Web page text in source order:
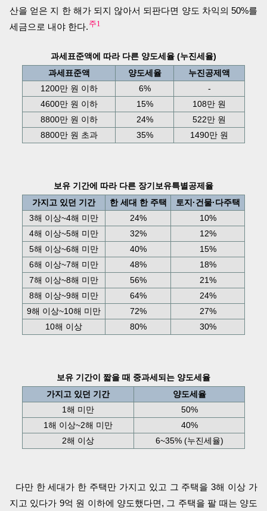
산을 얻은 지 한 해가 되지 않아서 되판다면 양도 차익의 50%를
세금으로 내야 한다. 주1
과세표준액에 따라 다른 양도세율 (누진세율)
과세표준액
양도세율
누진공제액
1200만 원 이하
6%
-
4600만 원 이하
15%
108만 원
8800만 원 이하
24%
522만 원
8800만 원 초과
35% 1490만 원
보유 기간에 따라 다른 장기보유특별공제율
가지고 있던 기간
한 세대 한 주택
토지·건물·다주택
3해 이상~4해 미만
24%
10%
4해 이상~5해 미만
32%
12%
5해 이상~6해 미만
40%
15%
6해 이상~7해 미만
48%
18%
7해 이상~8해 미만
56%
21%
8해 이상~9해 미만
64%
24%
9해 이상~10해 미만
72%
27%
10해 이상
80% 30%
보유 기간이 짧을 때 중과세되는 양도세율
가지고 있던 기간
양도세율
1해 미만
50%
1해 이상~2해 미만
40%
2해 이상
6~35% (누진세율)
다만 한 세대가 한 주택만 가지고 있고 그 주택을 3해 이상 가
지고 있다가 9억 원 이하에 양도했다면, 그 주택을 팔 때는 양도